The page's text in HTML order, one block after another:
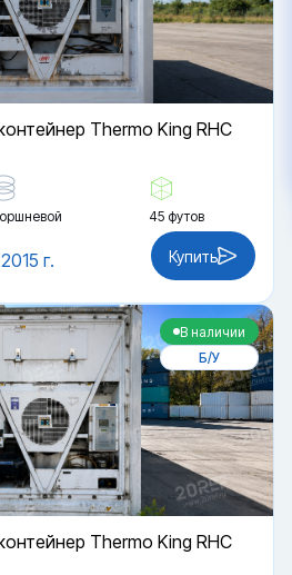
Thermo King RHC
45 футов
2015 г. Купить
В наличии
Б/У
Thermo King RHC